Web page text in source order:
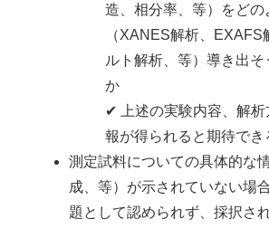
造、相分率、等）をどの
（XANES解析、EXAFS
ルト解析、等）導き出
か
✔ 上述の実験内容、解
報が得られると期待でき
測定試料についての具体的な
成、等）が示されていない場
題として認められず、採択さ